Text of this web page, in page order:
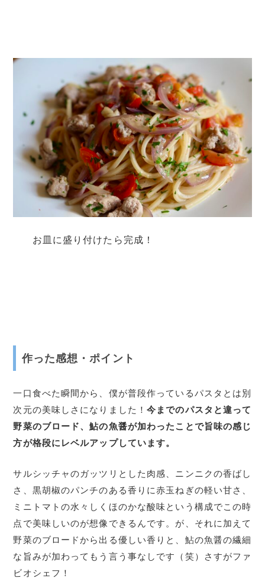
お皿に盛り付けたら完成！
作った感想・ポイント
一口食べた瞬間から、僕が普段作っているパスタとは別
次元の美味しさになりました！今までのパスタと違って
野菜のブロード、鮎の魚醤が加わったことで旨味の感じ
方が格段にレベルアップしています。
サルシッチャのガッツリとした肉感、ニンニクの香ばし
さ、黒胡椒のパンチのある香りに赤玉ねぎの軽い甘さ、
ミニトマトの水々しくほのかな酸味という構成でこの時
点で美味しいのが想像できるんです。が、それに加えて
野菜のブロードから出る優しい香りと、鮎の魚醤の繊細
な旨みが加わってもう言う事なしです（笑）さすがファ
ビオシェフ！